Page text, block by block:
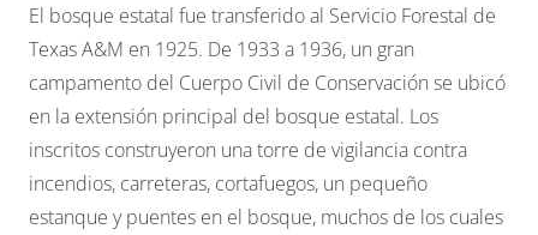
El bosque estatal fue transferido al Servicio Forestal de
Texas A&M en 1925. De 1933 a 1936, un gran
campamento del Cuerpo Civil de Conservación se ubicó
en la extensión principal del bosque estatal. Los
inscritos construyeron una torre de vigilancia contra
incendios, carreteras, cortafuegos, un pequeño
estanque y puentes en el bosque, muchos de los cuales